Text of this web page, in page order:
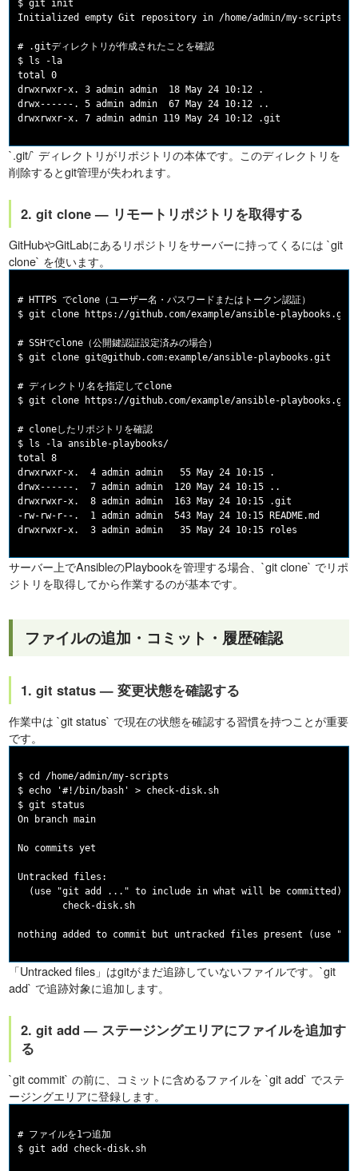
$ git init
Initialized empty Git repository in /home/admin/my-scripts/
# .gitディレクトリが作成されたことを確認
$ ls -la
total 0
drwxrwxr-x. 3 admin admin  18 May 24 10:12 .
drwx------. 5 admin admin  67 May 24 10:12 ..
`.git/` ディレクトリがリポジトリの本体です。このディレクトリを
削除するとgit管理が失われます。
2. git clone — リモートリポジトリを取得する
GitHubやGitLabにあるリポジトリをサーバーに持ってくるには `git
clone` を使います。
# HTTPS でclone（ユーザー名・パスワードまたはトークン認証）
$ git clone https://github.com/example/ansible-playbooks.git
# SSHでclone（公開鍵認証設定済みの場合）
$ git clone git@github.com:example/ansible-playbooks.git
# ディレクトリ名を指定してclone
$ git clone https://github.com/example/ansible-
# cloneしたリポジトリを確認
$ ls -la ansible-playbooks/
total 8
drwxrwxr-x.  4 admin admin   55 May 24 10:15 .
drwx------.  7 admin admin  120 May 24 10:15 ..
drwxrwxr-x.  8 admin admin  163 May 24 10:15 .git
-rw-rw-r--.  1 admin admin  543 May 24 10:15 README.md
サーバー上でAnsibleのPlaybookを管理する場合、`git clone` でリポ
ジトリを取得してから作業するのが基本です。
ファイルの追加・コミット・履歴確認
1. git status — 変更状態を確認する
作業中は `git status` で現在の状態を確認する習慣を持つことが重要
です。
$ cd /home/admin/my-scripts
$ echo '#!/bin/bash' > check-disk.sh
$ git status
On branch main
No commits yet
Untracked files:
  (use "git add
..." to include in what will be committed)
        check-disk.sh
「Untracked files」はgitがまだ追跡していないファイルです。`git
add` で追跡対象に追加します。
2. git add — ステージングエリアにファイルを追加す
る
`git commit` の前に、コミットに含めるファイルを `git add` でステ
ージングエリアに登録します。
# ファイルを1つ追加
$ git add check-disk.sh